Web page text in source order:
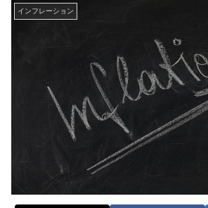
インフレーション